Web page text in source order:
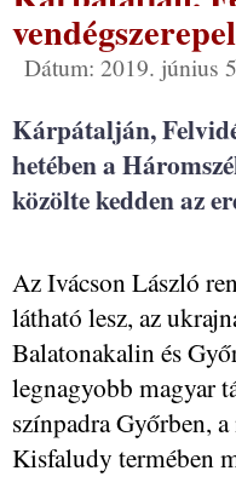
Dátum: 2019. június
Kárpátalján,
hetében a
közölte kedden az
Az Ivácson László
látható lesz, az
Balatonakalin és
legnagyobb magyar
színpadra Győrben,
Kisfaludy termében